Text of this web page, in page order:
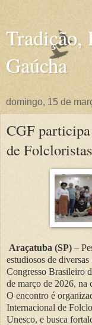
Tradição,
Gaúcha
domingo, 15 de
CGF
de Folcloristas
Araçatuba (SP) –
estudiosos de
Congresso Brasileiro
de março de 2026, na
O encontro é
Internacional de
Unesco, e busca